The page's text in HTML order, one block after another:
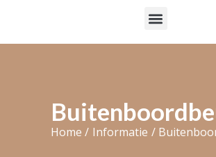
Home / Informatie /